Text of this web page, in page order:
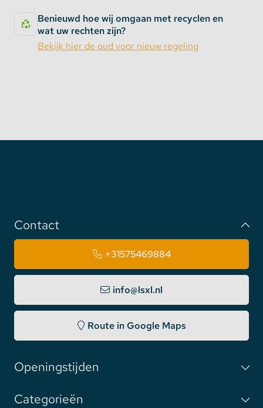
Benieuwd hoe wij omgaan met recyclen en
wat uw rechten zijn?
Bekijk hier de oud voor nieuw regeling
Contact
+31575469884
info@lsxl.nl
Route in Google Maps
Openingstijden
Categorieën